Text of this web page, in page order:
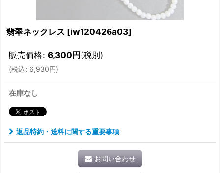
翡翠ネックレス [iw120426a03]
販売価格: 6,300円(税別)
(税込: 6,930円)
在庫なし
返品特約・送料に関する重要事項
お問い合わせ